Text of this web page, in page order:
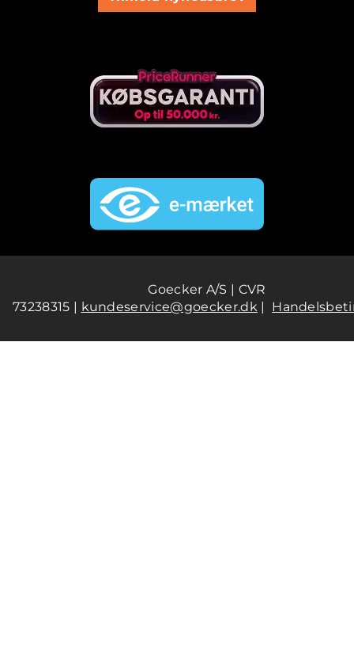
Goecker A/S | CVR
73238315 | kundeservice@goecker.dk|